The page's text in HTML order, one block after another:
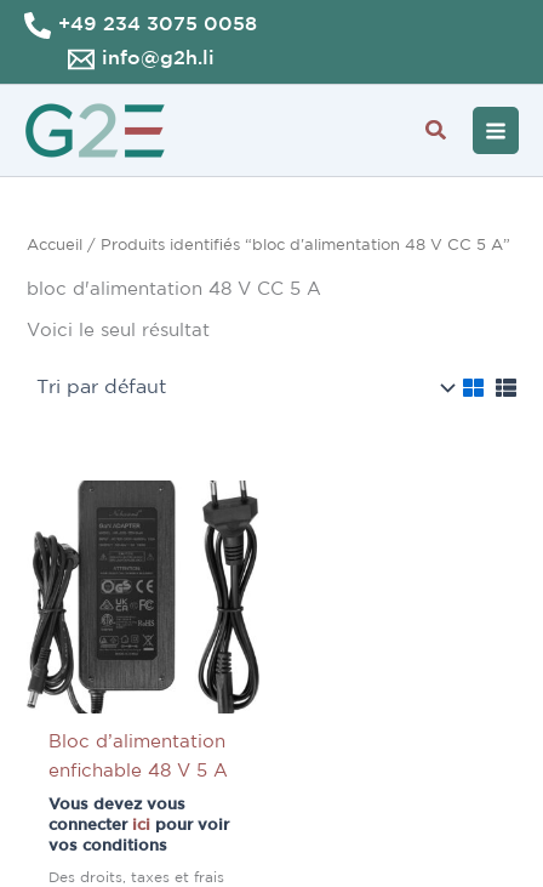
Aller
contenu
+49 234 3075 0058
info@g2h.li
Accueil / Produits identifiés “bloc d'alimentation 48 V CC 5 A”
bloc d'alimentation 48 V CC 5 A
Voici le seul résultat
Bloc d’alimentation
enfichable 48 V 5 A
Vous devez vous
connecter ici pour voir
vos conditions
Des droits, taxes et frais